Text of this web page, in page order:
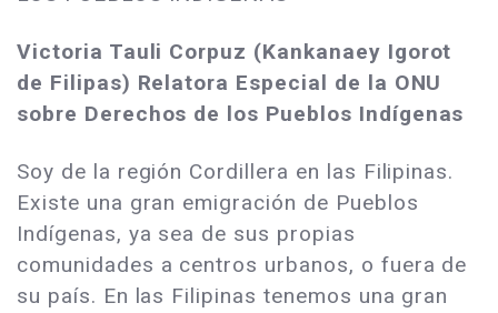
Victoria Tauli Corpuz (Kankanaey Igorot
de Filipas) Relatora Especial de la ONU
sobre Derechos de los Pueblos Indígenas
Soy de la región Cordillera en las Filipinas.
Existe una gran emigración de Pueblos
Indígenas, ya sea de sus propias
comunidades a centros urbanos, o fuera de
su país. En las Filipinas tenemos una gran